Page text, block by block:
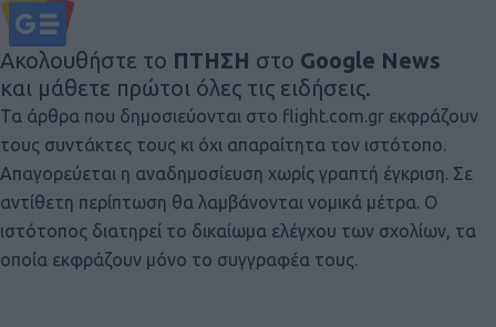
Ακολουθήστε το ΠΤΗΣΗ στο Google News
και μάθετε πρώτοι όλες τις ειδήσεις.
Τα άρθρα που δημοσιεύονται στο flight.com.gr εκφράζουν
τους συντάκτες τους κι όχι απαραίτητα τον ιστότοπο.
Απαγορεύεται η αναδημοσίευση χωρίς γραπτή έγκριση. Σε
αντίθετη περίπτωση θα λαμβάνονται νομικά μέτρα. Ο
ιστότοπος διατηρεί το δικαίωμα ελέγχου των σχολίων, τα
οποία εκφράζουν μόνο το συγγραφέα τους.